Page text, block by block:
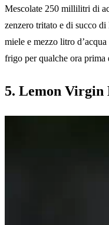
Mescolate 250 millilitri di
zenzero tritato e di succo
miele e mezzo litro
frigo per qualche ora prima
5. Lemon